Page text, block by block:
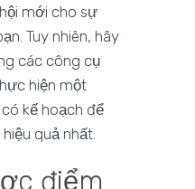
mới cho sự
Tuy nhiên, hãy
các công cụ
hiện một
kế hoạch để
quả nhất.
điểm